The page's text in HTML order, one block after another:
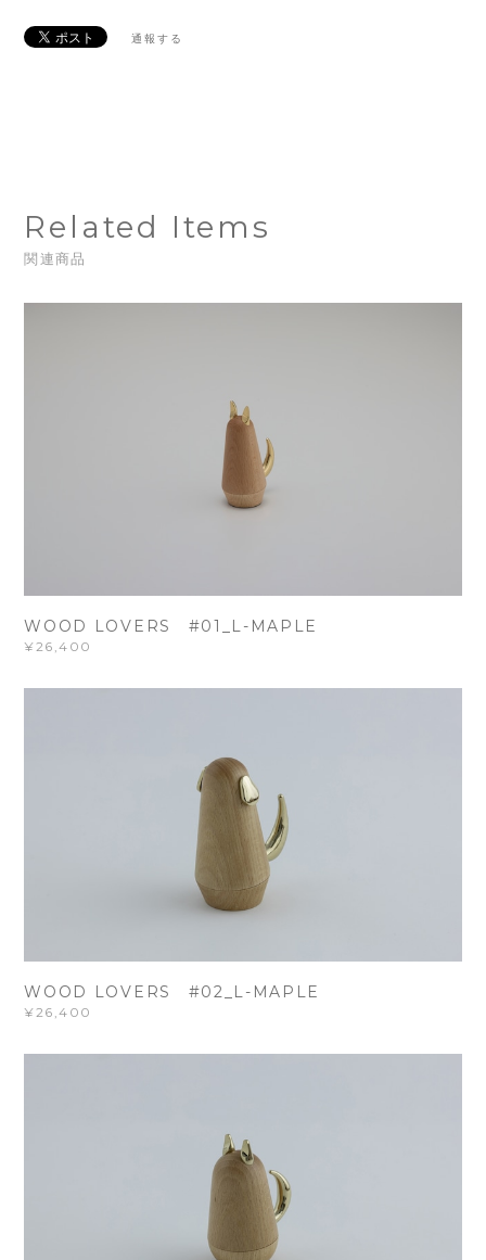
通報する
Related Items
関連商品
WOOD LOVERS #01_L-MAPLE
¥26,400
WOOD LOVERS #02_L-MAPLE
¥26,400